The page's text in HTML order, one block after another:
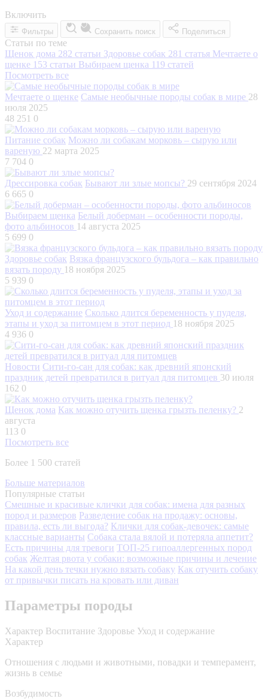
Включить
Фильтры Сохранить поиск Поделиться
Статьи по теме
Щенок дома 282 статьи Здоровье собак 281 статья Мечтаете о
щенке 153 статьи Выбираем щенка 119 статей
Посмотреть все
Мечтаете о щенке Самые необычные породы собак в мире 28
июля 2025
48 251 0
Питание собак Можно ли собакам морковь – сырую или
вареную 22 марта 2025
7 704 0
Дрессировка собак Бывают ли злые мопсы? 29 сентября 2024
6 665 0
Выбираем щенка Белый доберман – особенности породы,
фото альбиносов 14 августа 2025
5 699 0
Здоровье собак Вязка французского бульдога – как правильно
вязать породу 18 ноября 2025
5 939 0
Уход и содержание Сколько длится беременность у пуделя,
этапы и уход за питомцем в этот период 18 ноября 2025
4 936 0
Новости Сити-го-сан для собак: как древний японский
праздник детей превратился в ритуал для питомцев 30 июля
162 0
Щенок дома Как можно отучить щенка грызть пеленку? 2
августа
113 0
Посмотреть все
Более 1 500 статей
Больше материалов
Популярные статьи
Смешные и красивые клички для собак: имена для разных
пород и размеров Разведение собак на продажу: основы,
правила, есть ли выгода? Клички для собак-девочек: самые
классные варианты Собака стала вялой и потеряла аппетит?
Есть причины для тревоги ТОП-25 гипоаллергенных пород
собак Желтая рвота у собаки: возможные причины и лечение
На какой день течки нужно вязать собаку Как отучить собаку
от привычки писать на кровать или диван
Параметры породы
Характер Воспитание Здоровье Уход и содержание
Характер
Отношения с людьми и животными, повадки и темперамент,
жизнь в семье
Возбудимость